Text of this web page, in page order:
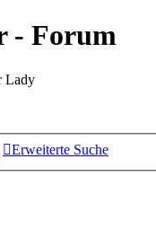
- Forum
Lady
Erweiterte Suche